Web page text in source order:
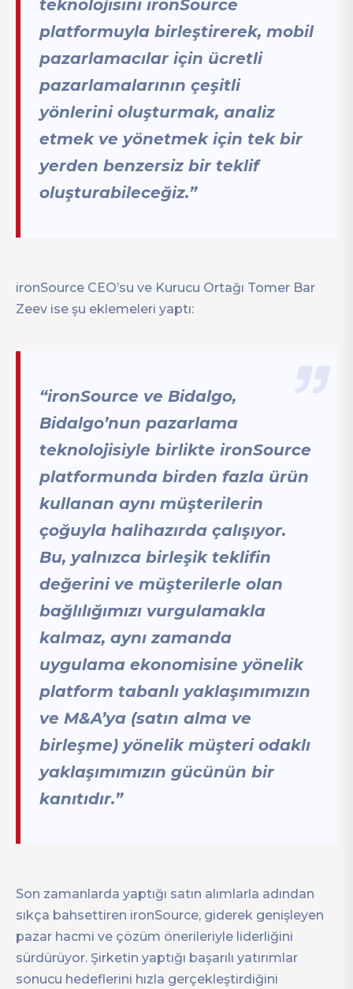
teknolojisini ironSource
platformuyla birleştirerek, mobil
pazarlamacılar için ücretli
pazarlamalarının çeşitli
yönlerini oluşturmak, analiz
etmek ve yönetmek için tek bir
yerden benzersiz bir teklif
oluşturabileceğiz.”
ironSource CEO’su ve Kurucu Ortağı Tomer Bar
Zeev ise şu eklemeleri yaptı:
“ironSource ve Bidalgo,
Bidalgo’nun pazarlama
teknolojisiyle birlikte ironSource
platformunda birden fazla ürün
kullanan aynı müşterilerin
çoğuyla halihazırda çalışıyor.
Bu, yalnızca birleşik teklifin
değerini ve müşterilerle olan
bağlılığımızı vurgulamakla
kalmaz, aynı zamanda
uygulama ekonomisine yönelik
platform tabanlı yaklaşımımızın
ve M&A’ya (satın alma ve
birleşme) yönelik müşteri odaklı
yaklaşımımızın gücünün bir
kanıtıdır.”
Son zamanlarda yaptığı satın alımlarla adından
sıkça bahsettiren ironSource, giderek genişleyen
pazar hacmi ve çözüm önerileriyle liderliğini
sürdürüyor. Şirketin yaptığı başarılı yatırımlar
sonucu hedeflerini hızla gerçekleştirdiğini